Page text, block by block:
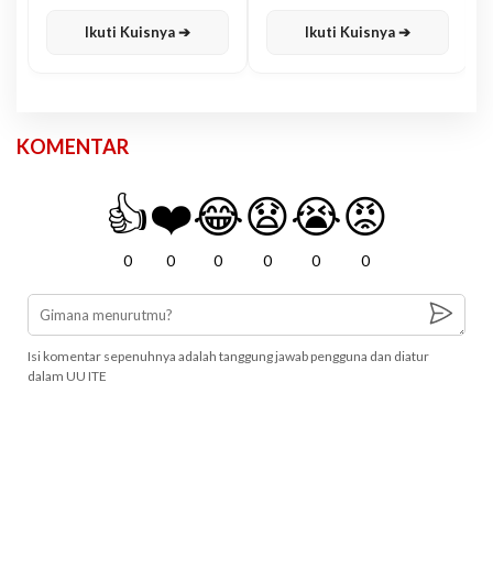
Ikuti Kuisnya ➔ Ikuti Kuisnya ➔
KOMENTAR
👍
0
❤️
0
😂
0
😧
0
😭
0
😡
0
Isi komentar sepenuhnya adalah tanggung jawab pengguna dan diatur
dalam UU ITE